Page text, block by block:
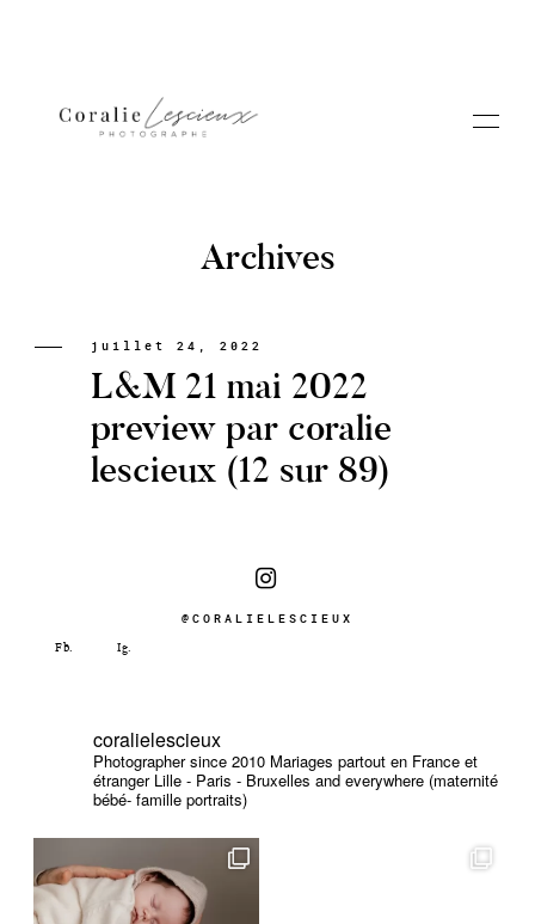
Portfolio
A PROPOS CORALIE
Archives
juillet 24, 2022
L&M 21 mai 2022
preview par coralie
lescieux (12 sur 89)
@CORALIELESCIEUX
coralielescieux
Photographer since 2010 Mariages partout en France et
étranger Lille - Paris - Bruxelles and everywhere (maternité
bébé- famille portraits)